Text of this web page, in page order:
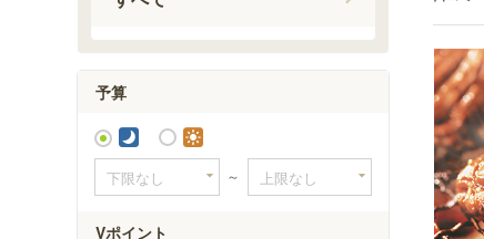
東長崎
江古田
桜台駅
新桜台
予算
～
Vポイント